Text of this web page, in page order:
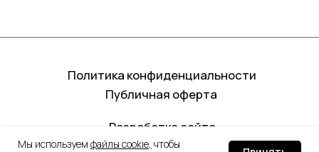
Мы используем файлы cookie, чтобы